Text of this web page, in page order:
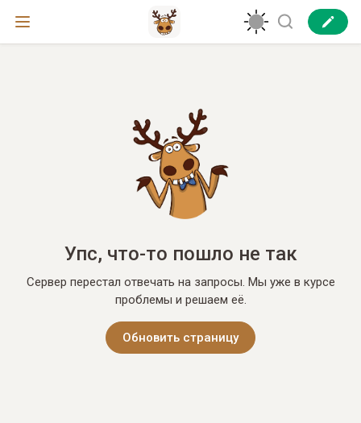
Упс, что-то пошло не так
Сервер перестал отвечать на запросы. Мы уже в курсе
проблемы и решаем её.
Обновить страницу